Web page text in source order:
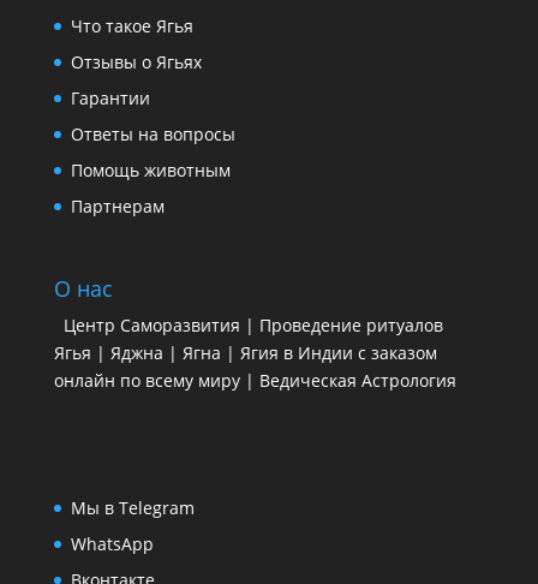
Что такое Ягья
Отзывы о Ягьях
Гарантии
Ответы на вопросы
Помощь животным
Партнерам
О нас
Центр Саморазвития | Проведение ритуалов
Ягья | Яджна | Ягна | Ягия в Индии с заказом
онлайн по всему миру | Ведическая Астрология
Мы в Telegram
WhatsApp